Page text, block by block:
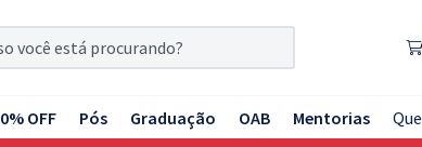
OFF Pós Graduação OAB Mentorias